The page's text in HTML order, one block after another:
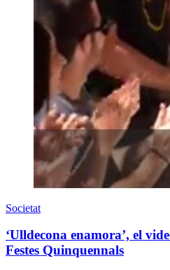
Societat
‘Ulldecona enamora’, el
Festes Quinquennals